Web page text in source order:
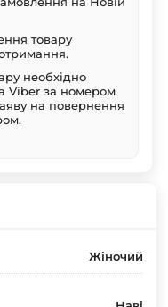
товару
необхідно
Viber за номером
на повернення
Жіночий